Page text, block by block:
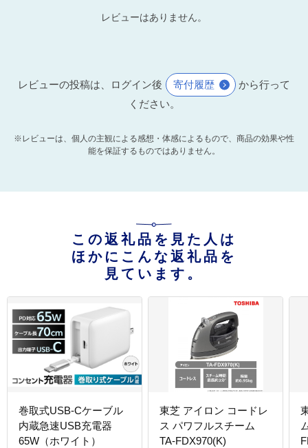
レビューはありません。
レビューの投稿は、ログイン後 寄付履歴
から行って
ください。
※レビューは、個人の主観による感想・体感によるもので、商品の効果や性
能を保証するものではありません。
この返礼品を見た人は
ほかにこんな返礼品を
見ています。
巻取式USB-Cケーブル
内蔵急速USB充電器
65W（ホワイト）
東芝 アイロン コードレ
ス パワフルスチーム
TA-FDX970(K)